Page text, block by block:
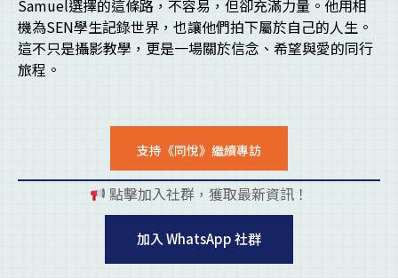
Samuel選擇的這條路，不容易，但卻充滿力量。他用相
機為SEN學生記錄世界，也讓他們拍下屬於自己的人生。
這不只是攝影教學，更是一場關於信念、希望與愛的同行
旅程。
支持《同悅》繼續專訪
點擊加入社群，獲取最新資訊！
加入 WhatsApp 社群